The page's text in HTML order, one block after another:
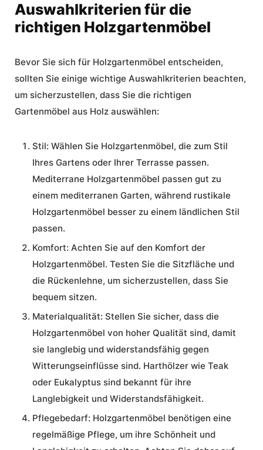
Auswahlkriterien für die
richtigen Holzgartenmöbel
Bevor Sie sich für Holzgartenmöbel entscheiden,
sollten Sie einige wichtige Auswahlkriterien beachten,
um sicherzustellen, dass Sie die richtigen
Gartenmöbel aus Holz auswählen:
Stil: Wählen Sie Holzgartenmöbel, die zum Stil
Ihres Gartens oder Ihrer Terrasse passen.
Mediterrane Holzgartenmöbel passen gut zu
einem mediterranen Garten, während rustikale
Holzgartenmöbel besser zu einem ländlichen Stil
passen.
Komfort: Achten Sie auf den Komfort der
Holzgartenmöbel. Testen Sie die Sitzfläche und
die Rückenlehne, um sicherzustellen, dass Sie
bequem sitzen.
Materialqualität: Stellen Sie sicher, dass die
Holzgartenmöbel von hoher Qualität sind, damit
sie langlebig und widerstandsfähig gegen
Witterungseinflüsse sind. Harthölzer wie Teak
oder Eukalyptus sind bekannt für ihre
Langlebigkeit und Widerstandsfähigkeit.
Pflegebedarf: Holzgartenmöbel benötigen eine
regelmäßige Pflege, um ihre Schönheit und